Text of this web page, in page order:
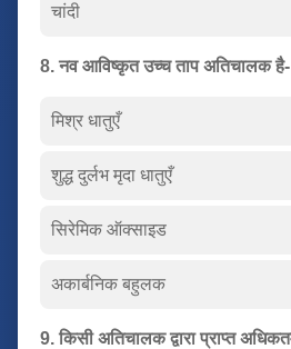
चांदी
8. नव आविष्कृत उच्च ताप अतिचालक है-
मिश्र धातुएँ
शुद्ध दुर्लभ मृदा धातुएँ
सिरेमिक ऑक्साइड
अकार्बनिक बहुलक
9. किसी अतिचालक द्वारा प्राप्त